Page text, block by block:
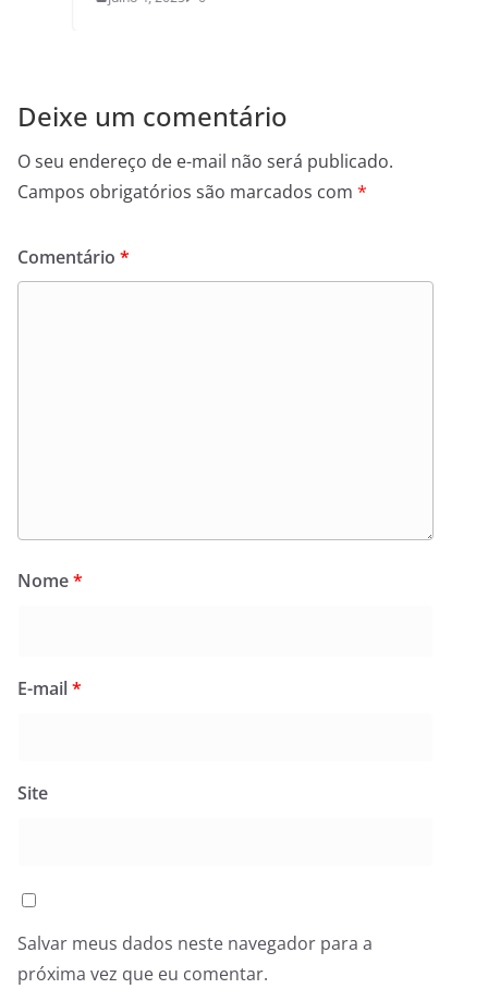
Deixe um comentário
O seu endereço de e-mail não será publicado.
Campos obrigatórios são marcados com *
Comentário *
Nome*
E-mail*
Site
Salvar meus dados neste navegador para a
próxima vez que eu comentar.